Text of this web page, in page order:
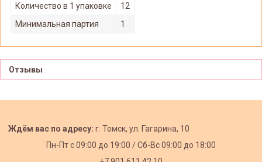
Количество в 1 упаковке
12
Минимальная партия
1
Отзывы
Ждём вас по адресу: г. Томск, ул. Гагарина, 10
Пн-Пт с09:00 до 19:00 /Сб-Вс 09:00 до 18:00